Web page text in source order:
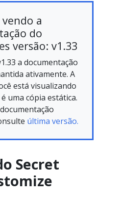
a
do
versão: v1.33
a documentação
ativamente. A
está visualizando
uma cópia estática.
última versão.
Secret